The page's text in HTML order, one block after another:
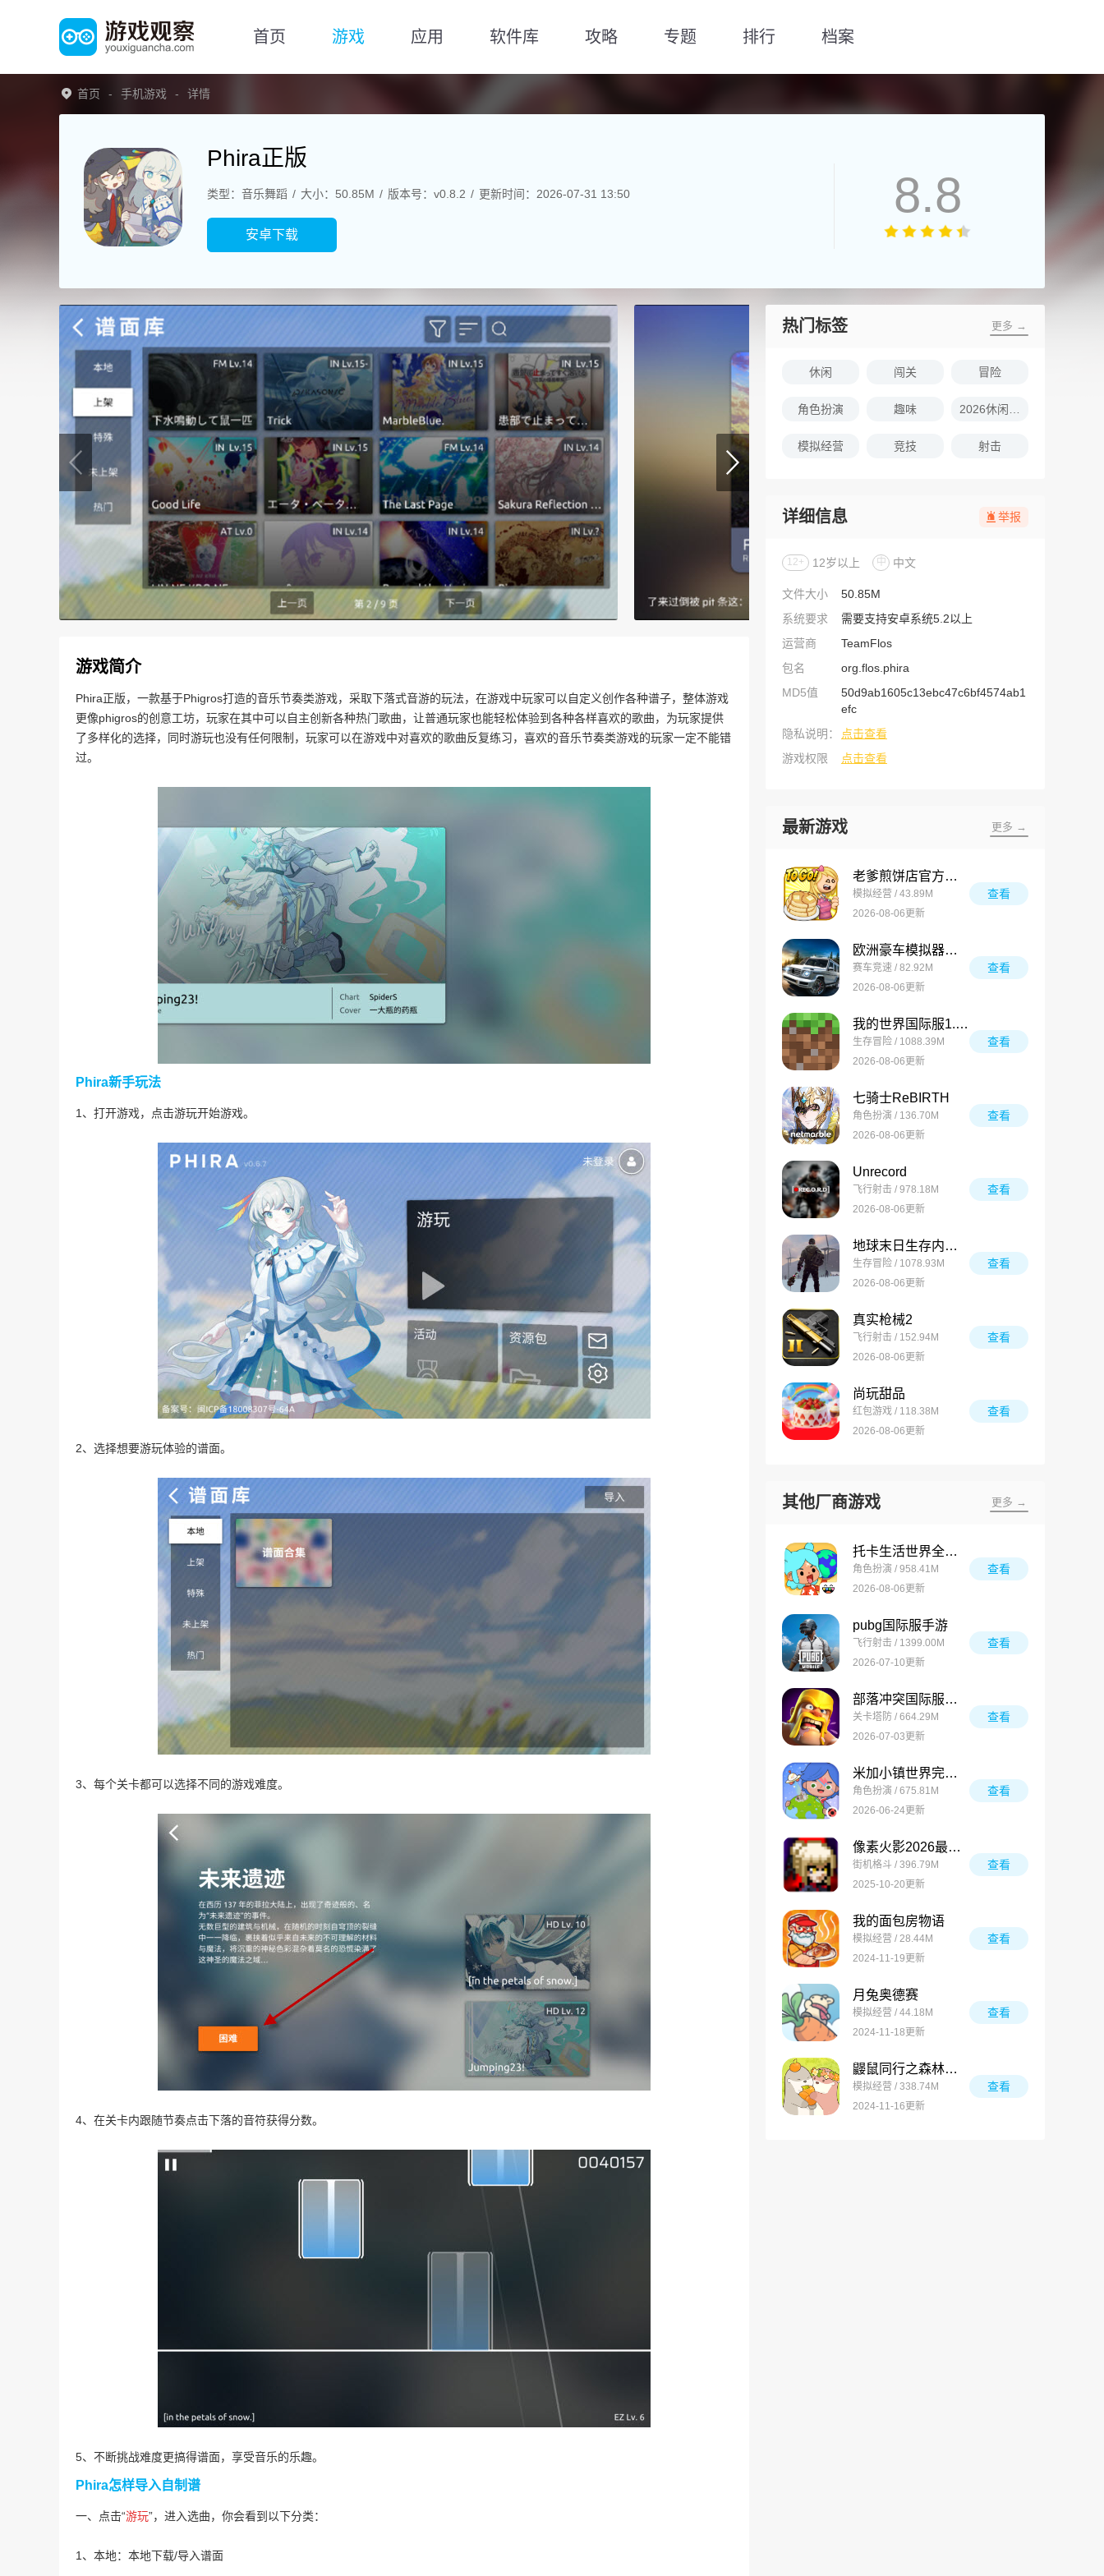
首页 游戏 应用 软件库 攻略 专题 排行 档案
首页 手机游戏 详情
Phira正版
类型：音乐舞蹈 大小：50.85M 版本号：v0.8.2 更新时间：2026-07-31 13:50
安卓下载
8.8
游戏简介
Phira正版，一款基于Phigros打造的音乐节奏类游戏，采取下落式音游的玩法，在游戏中玩家可以自定义创作各种谱子，整体游戏
更像phigros的创意工坊，玩家在其中可以自主创新各种热门歌曲，让普通玩家也能轻松体验到各种各样喜欢的歌曲，为玩家提供
了多样化的选择，同时游玩也没有任何限制，玩家可以在游戏中对喜欢的歌曲反复练习，喜欢的音乐节奏类游戏的玩家一定不能错
过。
Phira新手玩法
1、打开游戏，点击游玩开始游戏。
2、选择想要游玩体验的谱面。
3、每个关卡都可以选择不同的游戏难度。
4、在关卡内跟随节奏点击下落的音符获得分数。
5、不断挑战难度更搞得谱面，享受音乐的乐趣。
Phira怎样导入自制谱
一、点击“游玩”，进入选曲，你会看到以下分类：
1、本地：本地下载/导入谱面
热门标签 更多 →
休闲 闯关 冒险
角色扮演 趣味
模拟经营 竞技 射击
详细信息 举报
12+ 12岁以上 中 中文
文件大小
50.85M
系统要求
需要支持安卓系统5.2以上
运营商
TeamFlos
包名
org.flos.phira
MD5值
50d9ab1605c13ebc47c6bf4574ab1
efc
隐私说明：
点击查看
游戏权限
点击查看
最新游戏 更多 →
老爹煎饼店官方正版
模拟经营 / 43.89M
2026-08-06更新
查看
欧洲豪车模拟器最新版
赛车竞速 / 82.92M
2026-08-06更新
查看
我的世界国际服1.26
生存冒险 / 1088.39M
2026-08-06更新
查看
七骑士ReBIRTH
角色扮演 / 136.70M
2026-08-06更新
查看
Unrecord
飞行射击 / 978.18M
2026-08-06更新
查看
地球末日生存内置菜单版手游
生存冒险 / 1078.93M
2026-08-06更新
查看
真实枪械2
飞行射击 / 152.94M
2026-08-06更新
查看
尚玩甜品
红包游戏 / 118.38M
2026-08-06更新
查看
其他厂商游戏 更多 →
托卡生活世界全解锁版
角色扮演 / 958.41M
2026-08-06更新
查看
pubg国际服手游
飞行射击 / 1399.00M
2026-07-10更新
查看
部落冲突国际服最新版
关卡塔防 / 664.29M
2026-07-03更新
查看
米加小镇世界完整版
角色扮演 / 675.81M
2026-06-24更新
查看
像素火影2026最新版
街机格斗 / 396.79M
2025-10-20更新
查看
我的面包房物语
模拟经营 / 28.44M
2024-11-19更新
查看
月兔奥德赛
模拟经营 / 44.18M
2024-11-18更新
查看
鼹鼠同行之森林之家万圣节版
模拟经营 / 338.74M
2024-11-16更新
查看